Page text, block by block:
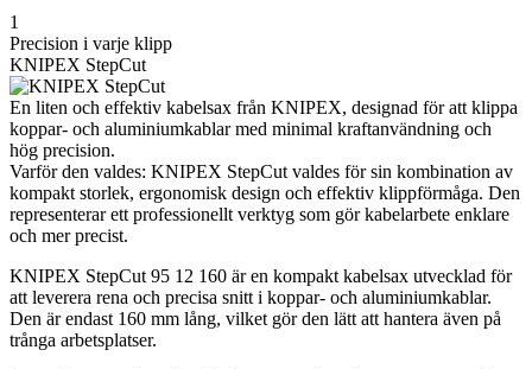
1
Precision i varje klipp
KNIPEX StepCut
En liten och effektiv kabelsax från KNIPEX, designad för att klippa
koppar- och aluminiumkablar med minimal kraftanvändning och
hög precision.
Varför den valdes: KNIPEX StepCut valdes för sin kombination av
kompakt storlek, ergonomisk design och effektiv klippförmåga. Den
representerar ett professionellt verktyg som gör kabelarbete enklare
och mer precist.
KNIPEX StepCut 95 12 160 är en kompakt kabelsax utvecklad för
att leverera rena och precisa snitt i koppar- och aluminiumkablar.
Den är endast 160 mm lång, vilket gör den lätt att hantera även på
trånga arbetsplatser.